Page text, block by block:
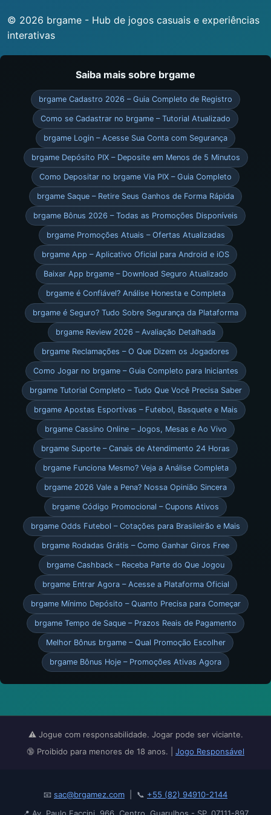
© 2026 brgame - Hub de jogos casuais e experiências
interativas
Saiba mais sobre brgame
brgame Cadastro 2026 – Guia Completo de Registro
Como se Cadastrar no brgame – Tutorial Atualizado
brgame Login – Acesse Sua Conta com Segurança
brgame Depósito PIX – Deposite em Menos de 5 Minutos
Como Depositar no brgame Via PIX – Guia Completo
brgame Saque – Retire Seus Ganhos de Forma Rápida
brgame Bônus 2026 – Todas as Promoções Disponíveis
brgame Promoções Atuais – Ofertas Atualizadas
brgame App – Aplicativo Oficial para Android e iOS
Baixar App brgame – Download Seguro Atualizado
brgame é Confiável? Análise Honesta e Completa
brgame é Seguro? Tudo Sobre Segurança da Plataforma
brgame Review 2026 – Avaliação Detalhada
brgame Reclamações – O Que Dizem os Jogadores
Como Jogar no brgame – Guia Completo para Iniciantes
brgame Tutorial Completo – Tudo Que Você Precisa Saber
brgame Apostas Esportivas – Futebol, Basquete e Mais
brgame Cassino Online – Jogos, Mesas e Ao Vivo
brgame Suporte – Canais de Atendimento 24 Horas
brgame Funciona Mesmo? Veja a Análise Completa
brgame 2026 Vale a Pena? Nossa Opinião Sincera
brgame Código Promocional – Cupons Ativos
brgame Odds Futebol – Cotações para Brasileirão e Mais
brgame Rodadas Grátis – Como Ganhar Giros Free
brgame Cashback – Receba Parte do Que Jogou
brgame Entrar Agora – Acesse a Plataforma Oficial
brgame Mínimo Depósito – Quanto Precisa para Começar
brgame Tempo de Saque – Prazos Reais de Pagamento
Melhor Bônus brgame – Qual Promoção Escolher
brgame Bônus Hoje – Promoções Ativas Agora
⚠️ Jogue com responsabilidade. Jogar pode ser viciante.
🔞 Proibido para menores de 18 anos. | Jogo Responsável
📧 sac@brgamez.com | 📞 +55 (82) 94910-2144